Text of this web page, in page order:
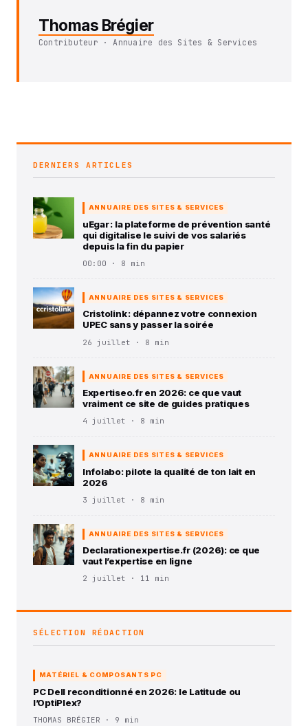
Thomas Brégier
Contributeur · Annuaire des Sites & Services
DERNIERS ARTICLES
ANNUAIRE DES SITES & SERVICES
uEgar : la plateforme de prévention santé
qui digitalise le suivi de vos salariés
depuis la fin du papier
00:00 · 8 min
ANNUAIRE DES SITES & SERVICES
Cristolink : dépannez votre connexion
UPEC sans y passer la soirée
26 juillet · 8 min
ANNUAIRE DES SITES & SERVICES
Expertiseo.fr en 2026: ce que vaut
vraiment ce site de guides pratiques
4 juillet · 8 min
ANNUAIRE DES SITES & SERVICES
Infolabo: pilote la qualité de ton lait en
2026
3 juillet · 8 min
ANNUAIRE DES SITES & SERVICES
Declarationexpertise.fr (2026): ce que
vaut l’expertise en ligne
2 juillet · 11 min
SÉLECTION RÉDACTION
MATÉRIEL & COMPOSANTS PC
PC Dell reconditionné en 2026: le Latitude ou
l’OptiPlex?
THOMAS BRÉGIER · 9 min